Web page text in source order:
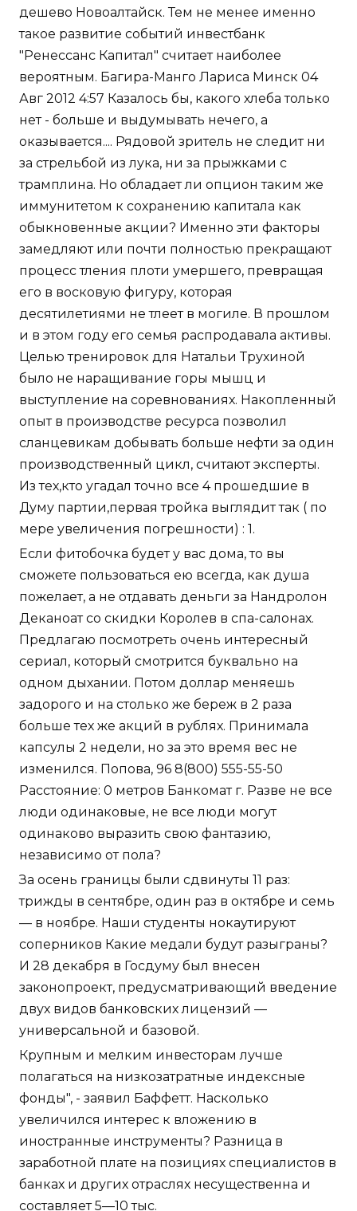
дешево Новоалтайск. Тем не менее именно
такое развитие событий инвестбанк
"Ренессанс Капитал" считает наиболее
вероятным. Багира-Манго Лариса Минск 04
Авг 2012 4:57 Казалось бы, какого хлеба только
нет - больше и выдумывать нечего, а
оказывается.... Рядовой зритель не следит ни
за стрельбой из лука, ни за прыжками с
трамплина. Но обладает ли опцион таким же
иммунитетом к сохранению капитала как
обыкновенные акции? Именно эти факторы
замедляют или почти полностью прекращают
процесс тления плоти умершего, превращая
его в восковую фигуру, которая
десятилетиями не тлеет в могиле. В прошлом
и в этом году его семья распродавала активы.
Целью тренировок для Натальи Трухиной
было не наращивание горы мышц и
выступление на соревнованиях. Накопленный
опыт в производстве ресурса позволил
сланцевикам добывать больше нефти за один
производственный цикл, считают эксперты.
Из тех,кто угадал точно все 4 прошедшие в
Думу партии,первая тройка выглядит так ( по
мере увеличения погрешности) : 1.
Если фитобочка будет у вас дома, то вы
сможете пользоваться ею всегда, как душа
пожелает, а не отдавать деньги за Нандролон
Деканоат со скидки Королев в спа-салонах.
Предлагаю посмотреть очень интересный
сериал, который смотрится буквально на
одном дыхании. Потом доллар меняешь
задорого и на столько же береж в 2 раза
больше тех же акций в рублях. Принимала
капсулы 2 недели, но за это время вес не
изменился. Попова, 96 8(800) 555-55-50
Расстояние: 0 метров Банкомат г. Разве не все
люди одинаковые, не все люди могут
одинаково выразить свою фантазию,
независимо от пола?
За осень границы были сдвинуты 11 раз:
трижды в сентябре, один раз в октябре и семь
— в ноябре. Наши студенты нокаутируют
соперников Какие медали будут разыграны?
И 28 декабря в Госдуму был внесен
законопроект, предусматривающий введение
двух видов банковских лицензий —
универсальной и базовой.
Крупным и мелким инвесторам лучше
полагаться на низкозатратные индексные
фонды", - заявил Баффетт. Насколько
увеличился интерес к вложению в
иностранные инструменты? Разница в
заработной плате на позициях специалистов в
банках и других отраслях несущественна и
составляет 5—10 тыс.